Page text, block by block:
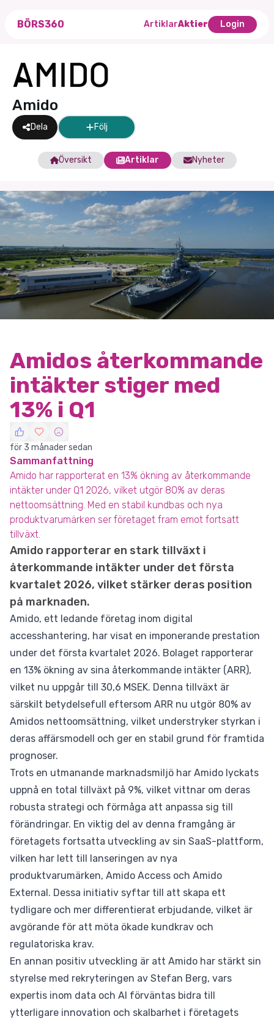
BÖRS360 ArtiklarAktier Login
Amido
Dela Följ
Översikt Artiklar Nyheter
Amidos återkommande
intäkter stiger med
13% i Q1
för 3 månader sedan
Sammanfattning
Amido har rapporterat en 13% ökning av återkommande
intäkter under Q1 2026, vilket utgör 80% av deras
nettoomsättning. Med en stabil kundbas och nya
produktvarumärken ser företaget fram emot fortsatt
tillväxt.
Amido rapporterar en stark tillväxt i
återkommande intäkter under det första
kvartalet 2026, vilket stärker deras position
på marknaden.
Amido, ett ledande företag inom digital
accesshantering, har visat en imponerande prestation
under det första kvartalet 2026. Bolaget rapporterar
en 13% ökning av sina återkommande intäkter (ARR),
vilket nu uppgår till 30,6 MSEK. Denna tillväxt är
särskilt betydelsefull eftersom ARR nu utgör 80% av
Amidos nettoomsättning, vilket understryker styrkan i
deras affärsmodell och ger en stabil grund för framtida
prognoser.
Trots en utmanande marknadsmiljö har Amido lyckats
uppnå en total tillväxt på 9%, vilket vittnar om deras
robusta strategi och förmåga att anpassa sig till
förändringar. En viktig del av denna framgång är
företagets fortsatta utveckling av sin SaaS-plattform,
vilken har lett till lanseringen av nya
produktvarumärken, Amido Access och Amido
External. Dessa initiativ syftar till att skapa ett
tydligare och mer differentierat erbjudande, vilket är
avgörande för att möta ökade kundkrav och
regulatoriska krav.
En annan positiv utveckling är att Amido har stärkt sin
styrelse med rekryteringen av Stefan Berg, vars
expertis inom data och AI förväntas bidra till
ytterligare innovation och skalbarhet i företagets